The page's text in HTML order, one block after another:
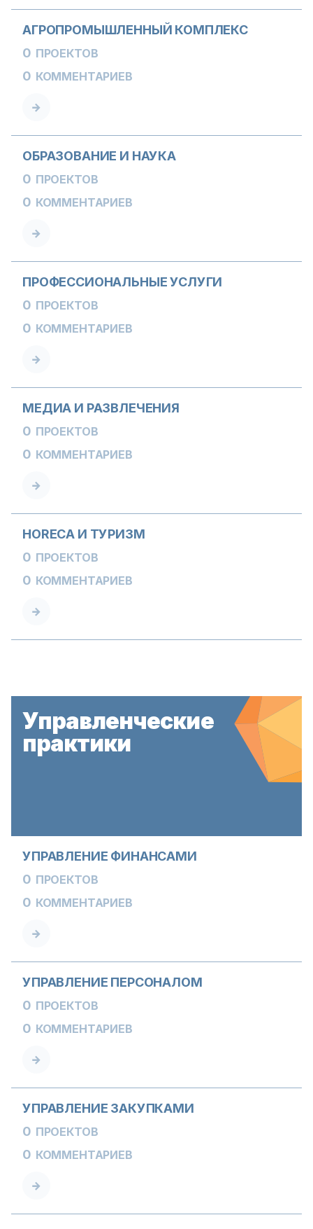
АГРОПРОМЫШЛЕННЫЙ КОМПЛЕКС
0 ПРОЕКТОВ
0 КОММЕНТАРИЕВ
ОБРАЗОВАНИЕ И НАУКА
0 ПРОЕКТОВ
0 КОММЕНТАРИЕВ
ПРОФЕССИОНАЛЬНЫЕ УСЛУГИ
0 ПРОЕКТОВ
0 КОММЕНТАРИЕВ
МЕДИА И РАЗВЛЕЧЕНИЯ
0 ПРОЕКТОВ
0 КОММЕНТАРИЕВ
HORECA И ТУРИЗМ
0 ПРОЕКТОВ
0 КОММЕНТАРИЕВ
Управленческие
практики
УПРАВЛЕНИЕ ФИНАНСАМИ
0 ПРОЕКТОВ
0 КОММЕНТАРИЕВ
УПРАВЛЕНИЕ ПЕРСОНАЛОМ
0 ПРОЕКТОВ
0 КОММЕНТАРИЕВ
УПРАВЛЕНИЕ ЗАКУПКАМИ
0 ПРОЕКТОВ
0 КОММЕНТАРИЕВ